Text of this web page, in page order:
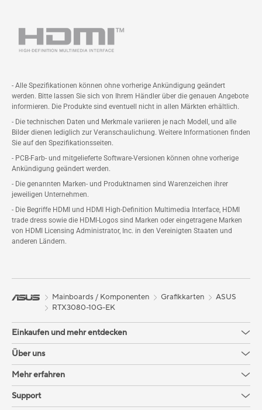
- Alle Spezifikationen können ohne vorherige Ankündigung geändert
werden. Bitte lassen Sie sich von Ihrem Händler über die genauen Angebote
informieren. Die Produkte sind eventuell nicht in allen Märkten erhältlich.
- Die technischen Daten und Merkmale variieren je nach Modell, und alle
Bilder dienen lediglich zur Veranschaulichung. Weitere Informationen finden
Sie auf den Spezifikationsseiten.
- PCB-Farb- und mitgelieferte Software-Versionen können ohne vorherige
Ankündigung geändert werden.
- Die genannten Marken- und Produktnamen sind Warenzeichen ihrer
jeweiligen Unternehmen.
- Die Begriffe HDMI und HDMI High-Definition Multimedia Interface, HDMI
trade dress sowie die HDMI-Logos sind Marken oder eingetragene Marken
von HDMI Licensing Administrator, Inc. in den Vereinigten Staaten und
anderen Ländern.
Mainboards / Komponenten Grafikkarten
ASUS
RTX3080-10G-EK
Einkaufen und mehr entdecken
Über uns
Mehr erfahren
Support